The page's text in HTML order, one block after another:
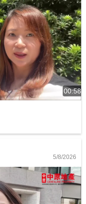
00:58
5/8/2026